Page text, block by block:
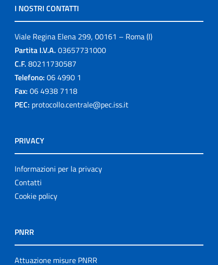
I NOSTRI CONTATTI
Viale Regina Elena 299, 00161 – Roma (I)
Partita I.V.A. 03657731000
C.F. 80211730587
Telefono: 06 4990 1
Fax: 06 4938 7118
PEC: protocollo.centrale@pec.iss.it
PRIVACY
Informazioni per la privacy
Contatti
Cookie policy
PNRR
Attuazione misure PNRR